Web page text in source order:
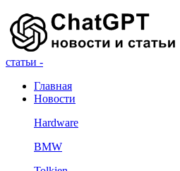
статьи -
Главная
Новости
Hardware
BMW